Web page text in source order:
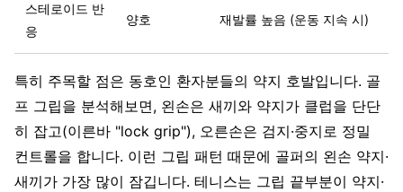
스테로이드 반
응
양호 재발률 높음 (운동 지속 시)
특히 주목할 점은 동호인 환자분들의 약지 호발입니다. 골
프 그립을 분석해보면, 왼손은 새끼와 약지가 클럽을 단단
히 잡고(이른바 "lock grip"), 오른손은 검지·중지로 정밀
컨트롤을 합니다. 이런 그립 패턴 때문에 골퍼의 왼손 약지·
새끼가 가장 많이 잠깁니다. 테니스는 그립 끝부분이 약지·